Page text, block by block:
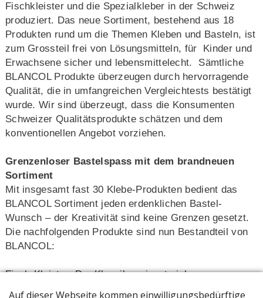
Fischkleister und die Spezialkleber in der Schweiz
produziert. Das neue Sortiment, bestehend aus 18
Produkten rund um die Themen Kleben und Basteln, ist
zum Grossteil frei von Lösungsmitteln, für Kinder und
Erwachsene sicher und lebensmittelecht. Sämtliche
BLANCOL Produkte überzeugen durch hervorragende
Qualität, die in umfangreichen Vergleichtests bestätigt
wurde. Wir sind überzeugt, dass die Konsumenten
Schweizer Qualitätsprodukte schätzen und dem
konventionellen Angebot vorziehen.
Grenzenloser Bastelspass mit dem brandneuen
Sortiment
Mit insgesamt fast 30 Klebe-Produkten bedient das
BLANCOL Sortiment jeden erdenklichen Bastel-
Wunsch – der Kreativität sind keine Grenzen gesetzt.
Die nachfolgenden Produkte sind nun Bestandteil von
BLANCOL:
Fisch-Kleister: Der Klassiker eignet sich zur